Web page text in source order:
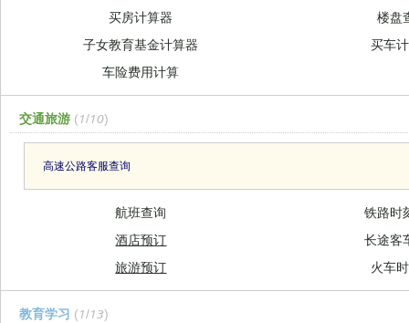
买房计算器
楼盘
子女教育基金计算器
买车
车险费用计算
交通旅游 (1/10)
高速公路客服查询
航班查询
铁路时
酒店预订
长途客
旅游预订
火车
教育学习 (1/13)